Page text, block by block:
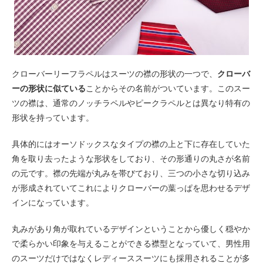
クローバーリーフラペルはスーツの襟の形状の一つで、 クローバ
ーの形状に似ていることからその名前がついています。このスー
ツの襟は、通常のノッチラペルやピークラペルとは異なり特有の
形状を持っています。
具体的にはオーソドックスなタイプの襟の上と下に存在していた
角を取り去ったような形状をしており、その形通りの丸さが名前
の元です。襟の先端が丸みを帯びており、三つの小さな切り込み
が形成されていてこれによりクローバーの葉っぱを思わせるデザ
インになっています。
丸みがあり角が取れているデザインということから優しく穏やか
で柔らかい印象を与えることができる襟型となっていて、男性用
のスーツだけではなくレディーススーツにも採用されることが多